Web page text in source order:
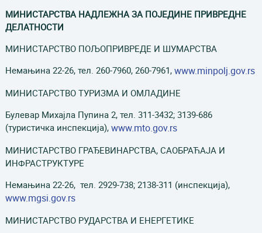
МИНИСТАРСТВА НАДЛЕЖНА ЗА ПОЈЕДИНЕ ПРИВРЕДНЕ
ДЕЛАТНОСТИ
MИНИСТАРСТВО ПОЉОПРИВРЕДЕ И ШУМАРСТВА
Немањина 22-26, тел. 260-7960, 260-7961, www.minpolj.gov.rs
МИНИСТАРСТВО ТУРИЗМА И ОМЛАДИНЕ
Булевар Михајла Пупина 2, тел. 311-3432; 3139-686
(туристичка инспекција), www.mto.gov.rs
МИНИСТАРСТВО ГРАЂЕВИНАРСТВА, САОБРАЋАЈА И
ИНФРАСТРУКТУРЕ
Немањина 22-26, тел. 2929-738; 2138-311 (инспекција),
www.mgsi.gov.rs
MИНИСТАРСТВО РУДАРСТВА И ЕНЕРГЕТИКЕ